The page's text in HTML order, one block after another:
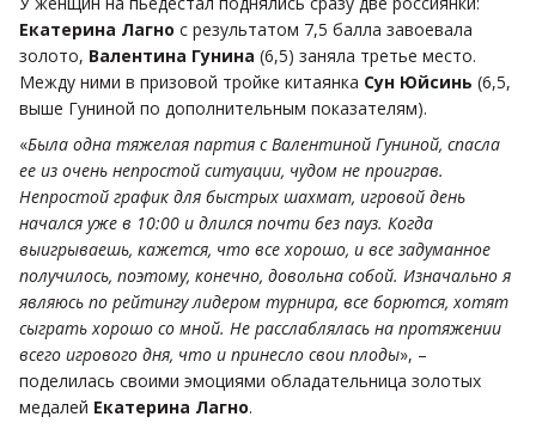
Екатерина Лагно с результатом 7,5 балла завоевала
золото, Валентина Гунина (6,5) заняла третье место.
Между ними в призовой тройке китаянка Сун Юйсинь (6,5,
выше Гуниной по дополнительным показателям).
«Была одна тяжелая партия с Валентиной Гуниной, спасла
ее из очень непростой ситуации, чудом не проиграв.
Непростой график для быстрых шахмат, игровой день
начался уже в 10:00 и длился почти без пауз. Когда
выигрываешь, кажется, что все хорошо, и все задуманное
получилось, поэтому, конечно, довольна собой. Изначально я
являюсь по рейтингу лидером турнира, все борются, хотят
сыграть хорошо со мной. Не расслаблялась на протяжении
всего игрового дня, что и принесло свои плоды», –
поделилась своими эмоциями обладательница золотых
медалей Екатерина Лагно.